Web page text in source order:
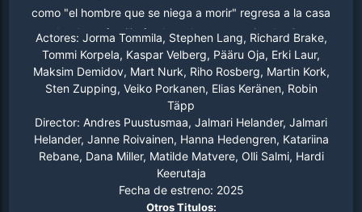
como "el hombre que se niega a morir" regresa a la casa
donde su familia fue brutalmente asesinada. Con
determinación, desmantela la casa, la carga en un
camión y se propone reconstruirla en un lugar seguro en
honor a sus seres queridos. Cuando el comandante del
Ejército Rojo responsable de la masacre regresa
decidido a eliminarlo, se desata una implacable y
espectacular persecución a través del país. La película
está llena de escenas de acción trepidantes y una lucha
a muerte, reafirmando la leyenda de un guerrero solitario
Actores: Jorma Tommila, Stephen Lang, Richard Brake,
Tommi Korpela, Kaspar Velberg, Pääru Oja, Erki Laur,
Maksim Demidov, Mart Nurk, Riho Rosberg, Martin Kork,
Sten Zupping, Veiko Porkanen, Elias Keränen, Robin
Täpp
Director: Andres Puustusmaa, Jalmari Helander, Jalmari
Helander, Janne Roivainen, Hanna Hedengren, Katariina
Rebane, Dana Miller, Matilde Matvere, Olli Salmi, Hardi
Keerutaja
Fecha de estreno: 2025
Otros Titulos: